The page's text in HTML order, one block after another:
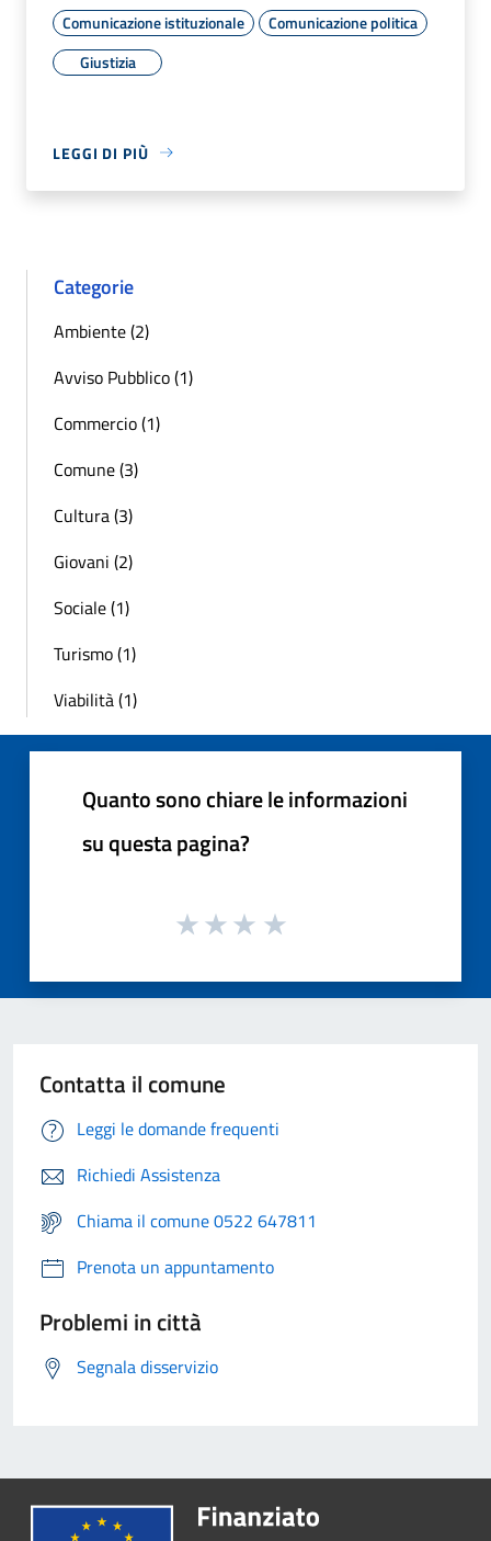
Comunicazione istituzionale
Comunicazione politica
Giustizia
LEGGI DI PIÙ
Categorie
Ambiente (2)
Avviso Pubblico (1)
Commercio (1)
Comune (3)
Cultura (3)
Giovani (2)
Sociale (1)
Turismo (1)
Viabilità (1)
Quanto sono chiare le informazioni
su questa pagina?
Contatta il comune
Leggi le domande frequenti
Richiedi Assistenza
Chiama il comune 0522 647811
Prenota un appuntamento
Problemi in città
Segnala disservizio